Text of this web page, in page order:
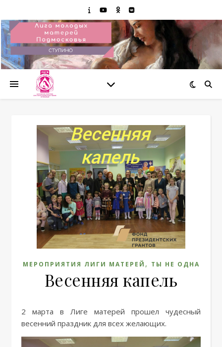
МЕРОПРИЯТИЯ ЛИГИ МАТЕРЕЙ , ТЫ НЕ ОДНА
Весенняя капель
2 марта в Лиге матерей прошел чудесный
весенний праздник для всех желающих.